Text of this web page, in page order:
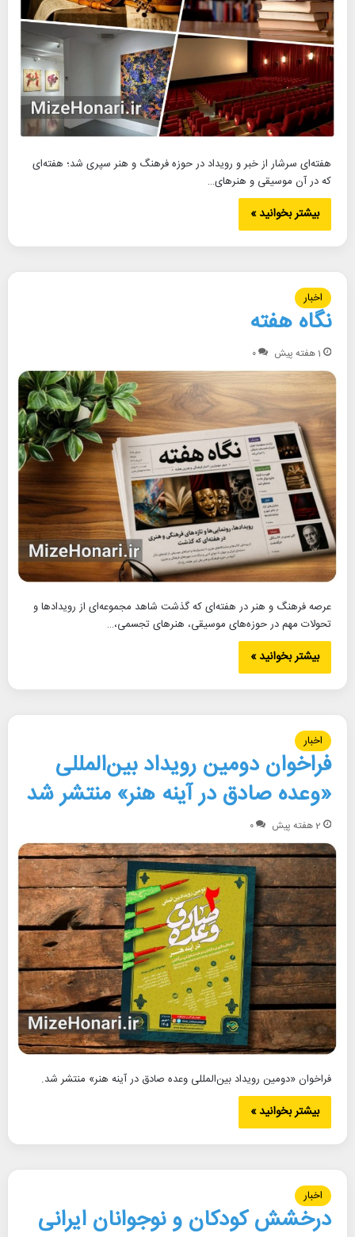
هفته‌ای سرشار از خبر و رویداد در حوزه فرهنگ و هنر سپری شد؛ هفته‌ای
که در آن موسیقی و هنرهای…
بیشتر بخوانید »
اخبار
نگاه هفته
1 هفته پیش ۰
عرصه فرهنگ و هنر در هفته‌ای که گذشت شاهد مجموعه‌ای از رویدادها و
تحولات مهم در حوزه‌های موسیقی، هنرهای تجسمی،…
بیشتر بخوانید »
اخبار
فراخوان دومین رویداد بین‌المللی
«وعده صادق در آینه هنر» منتشر شد
2 هفته پیش ۰
فراخوان «دومین رویداد بین‌المللی وعده صادق در آینه هنر» منتشر شد.
بیشتر بخوانید »
اخبار
درخشش کودکان و نوجوانان ایرانی